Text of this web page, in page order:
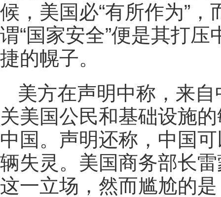
候，美国必“有所作为”
谓“国家安全”便是其打
捷的幌子。
美方在声明中称，来自
关美国公民和基础设施
中国。声明还称，中国
辆失灵。美国商务部长
这一立场，然而尴尬的